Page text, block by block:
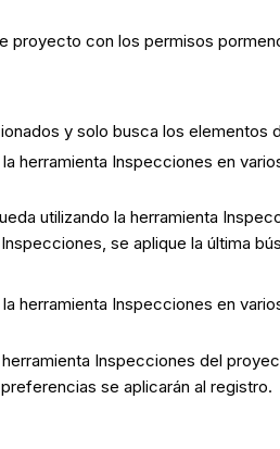
proyecto con los permisos
y solo busca los elementos
herramienta Inspecciones en
utilizando la herramienta
se aplique la última
herramienta Inspecciones en
Inspecciones del
se aplicarán al registro.